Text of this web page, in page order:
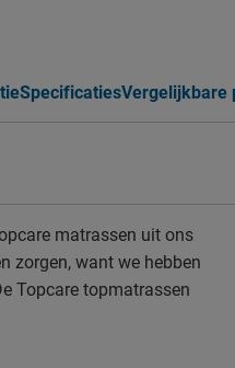
SpecificatiesVergelijkbare
matrassen uit ons
zorgen, want we hebben
Topcare topmatrassen